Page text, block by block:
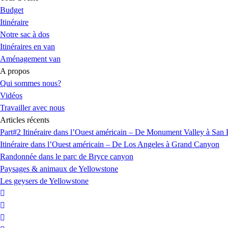
Budget
Itinéraire
Notre sac à dos
Itinéraires en van
Aménagement van
A propos
Qui sommes nous?
Vidéos
Travailler avec nous
Articles récents
Part#2 Itinéraire dans l’Ouest américain – De Monument Valley à San
Itinéraire dans l’Ouest américain – De Los Angeles à Grand Canyon
Randonnée dans le parc de Bryce canyon
Paysages & animaux de Yellowstone
Les geysers de Yellowstone